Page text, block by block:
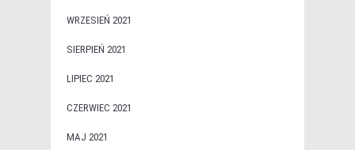
WRZESIEŃ 2021
SIERPIEŃ 2021
LIPIEC 2021
CZERWIEC 2021
MAJ 2021